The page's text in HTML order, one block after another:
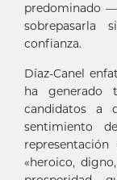
predominado
sobrepasarla
confianza.
Díaz-Canel
ha generado
candidatos a
sentimiento
«heroico,